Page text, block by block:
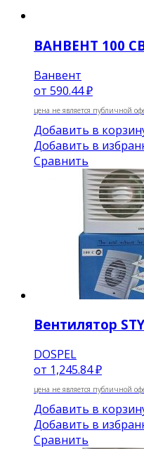
ВАНВЕНТ 100
Ванвент
от 590.44 ₽
цена не является публичной
Добавить в
Добавить в
Сравнить
Вентилятор
DOSPEL
от 1,245.84 ₽
цена не является публичной
Добавить в
Добавить в
Сравнить